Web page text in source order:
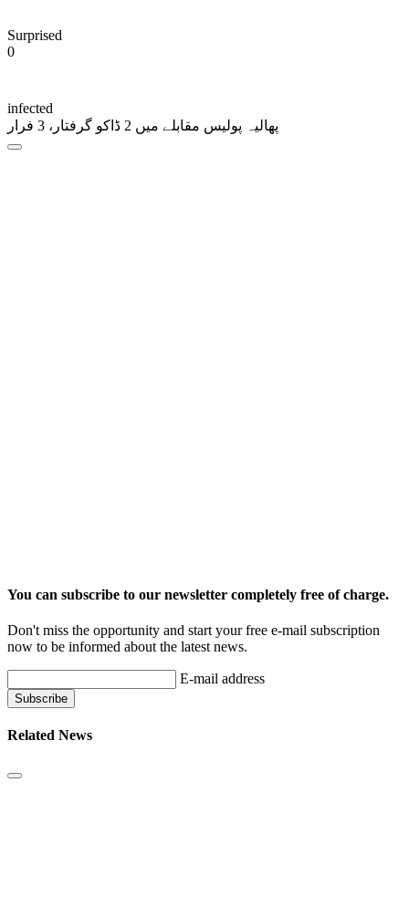
Surprised
0
infected
پھالیہ پولیس مقابلے میں 2 ڈاکو گرفتار، 3 فرار
You can subscribe to our newsletter completely free of charge.
Don't miss the opportunity and start your free e-mail subscription
now to be informed about the latest news.
E-mail address
Related News